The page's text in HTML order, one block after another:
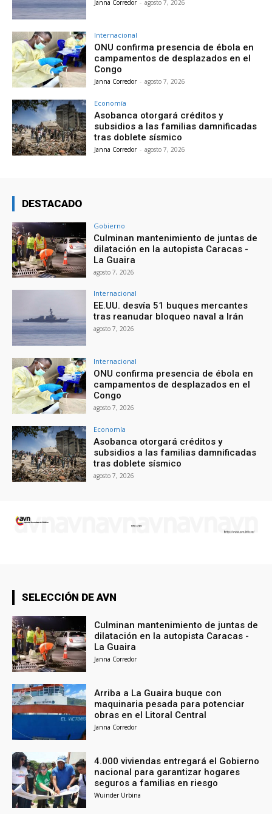
Janna Corredor - agosto 7, 2026
Internacional
ONU confirma presencia de ébola en
campamentos de desplazados en el
Congo
Janna Corredor - agosto 7, 2026
Economía
Asobanca otorgará créditos y
subsidios a las familias damnificadas
tras doblete sísmico
Janna Corredor - agosto 7, 2026
DESTACADO
Gobierno
Culminan mantenimiento de juntas de
dilatación en la autopista Caracas -
La Guaira
agosto 7, 2026
Internacional
EE.UU. desvía 51 buques mercantes
tras reanudar bloqueo naval a Irán
agosto 7, 2026
Internacional
ONU confirma presencia de ébola en
campamentos de desplazados en el
Congo
agosto 7, 2026
Economía
Asobanca otorgará créditos y
subsidios a las familias damnificadas
tras doblete sísmico
agosto 7, 2026
SELECCIÓN DE AVN
Culminan mantenimiento de juntas de
dilatación en la autopista Caracas -
La Guaira
Janna Corredor
Arriba a La Guaira buque con
maquinaria pesada para potenciar
obras en el Litoral Central
Janna Corredor
4.000 viviendas entregará el Gobierno
nacional para garantizar hogares
seguros a familias en riesgo
Wuinder Urbina